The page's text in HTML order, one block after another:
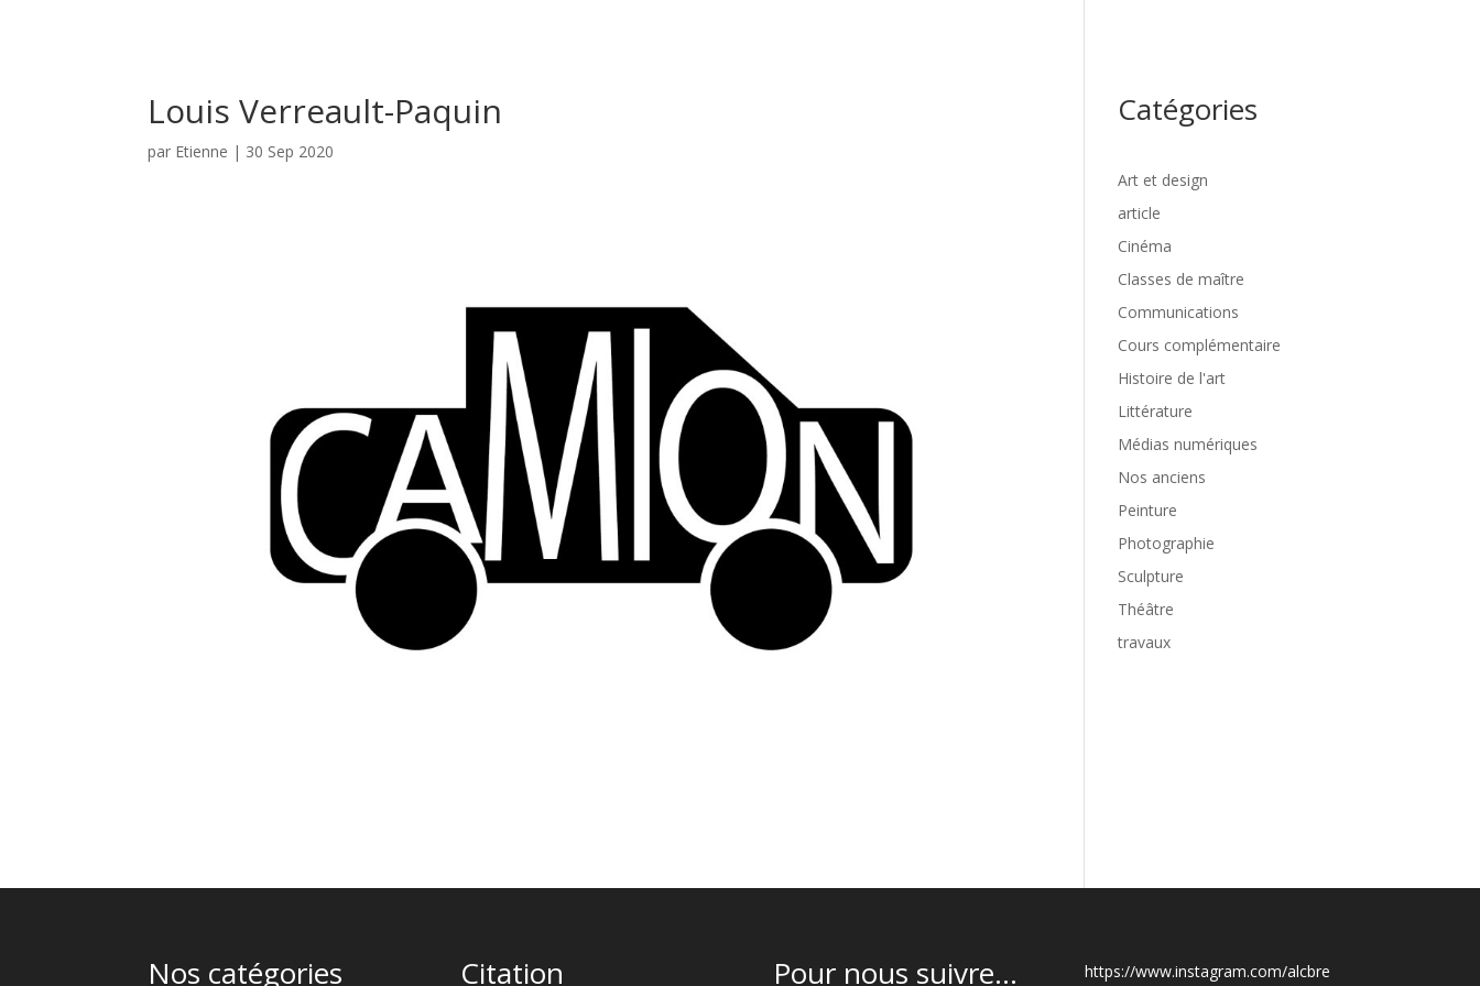
Louis Verreault-Paquin
par Etienne | 30 Sep 2020
Catégories
Art et design
article
Cinéma
Classes de maître
Communications
Cours complémentaire
Histoire de l'art
Littérature
Médias numériques
Nos anciens
Peinture
Photographie
Sculpture
Théâtre
travaux
Nos catégories Citation Pour nous suivre... https://www.instagram.com/alcbre